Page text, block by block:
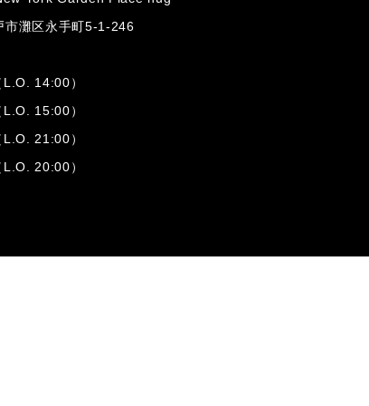
市灘区永手町5-1-246
14:00）
15:00）
21:00）
20:00）